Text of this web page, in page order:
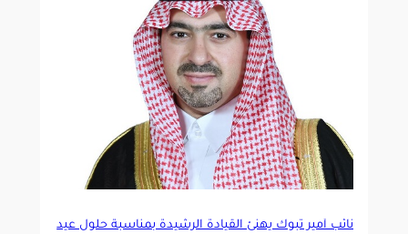
نائب أمير تبوك يهنئ القيادة الرشيدة بمناسبة حلول عيد